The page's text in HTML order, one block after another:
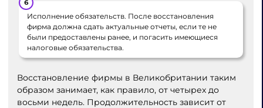
Исполнение обязательств. После восстановления
фирма должна сдать актуальные отчеты, если те не
были предоставлены ранее, и погасить имеющиеся
налоговые обязательства.
Восстановление фирмы в Великобритании таким
образом занимает, как правило, от четырех до
восьми недель. Продолжительность зависит от